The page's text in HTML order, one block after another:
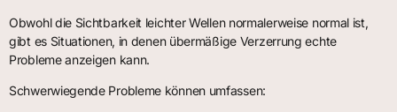
Obwohl die Sichtbarkeit leichter Wellen normalerweise normal ist,
gibt es Situationen, in denen übermäßige Verzerrung echte
Probleme anzeigen kann.
Schwerwiegende Probleme können umfassen: